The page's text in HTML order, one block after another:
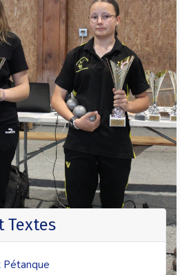
Textes